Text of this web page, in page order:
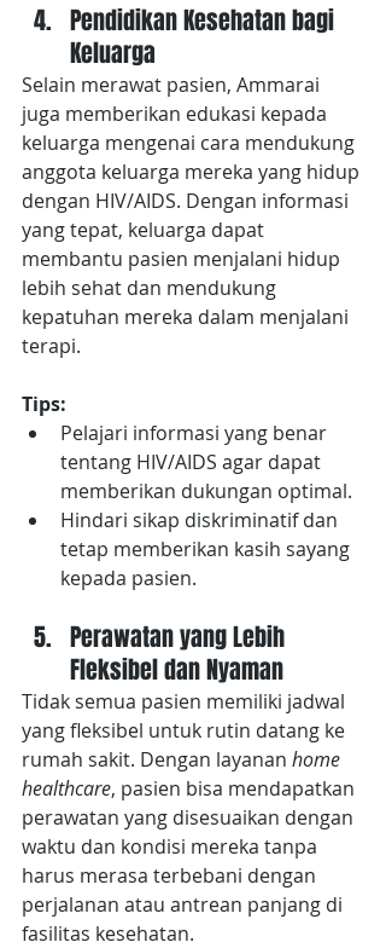
Pendidikan Kesehatan bagi
Keluarga
Selain merawat pasien, Ammarai
juga memberikan edukasi kepada
keluarga mengenai cara mendukung
anggota keluarga mereka yang hidup
dengan HIV/AIDS. Dengan informasi
yang tepat, keluarga dapat
membantu pasien menjalani hidup
lebih sehat dan mendukung
kepatuhan mereka dalam menjalani
terapi.
Tips:
Pelajari informasi yang benar
tentang HIV/AIDS agar dapat
memberikan dukungan optimal.
Hindari sikap diskriminatif dan
tetap memberikan kasih sayang
kepada pasien.
Perawatan yang Lebih
Fleksibel dan Nyaman
Tidak semua pasien memiliki jadwal
yang fleksibel untuk rutin datang ke
rumah sakit. Dengan layanan home
healthcare, pasien bisa mendapatkan
perawatan yang disesuaikan dengan
waktu dan kondisi mereka tanpa
harus merasa terbebani dengan
perjalanan atau antrean panjang di
fasilitas kesehatan.